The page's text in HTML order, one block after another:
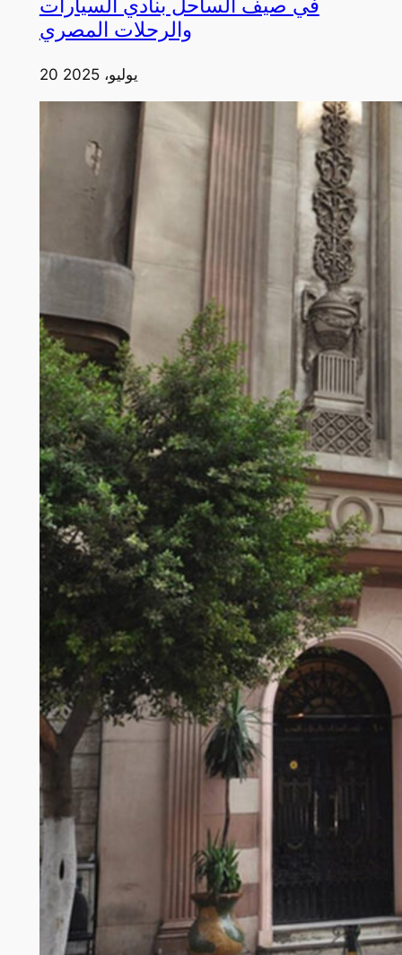
في صيف الساحل بنادي السيارات
والرحلات المصري
20 يوليو، 2025